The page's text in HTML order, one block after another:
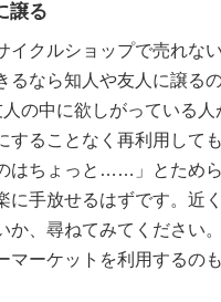
譲る
イクルショップで売れな
るなら知人や友人に譲る
の中に欲しがっている人
することなく再利用して
はちょっと……」とため
に手放せるはずです。近
か、尋ねてみてください
マーケットを利用するの